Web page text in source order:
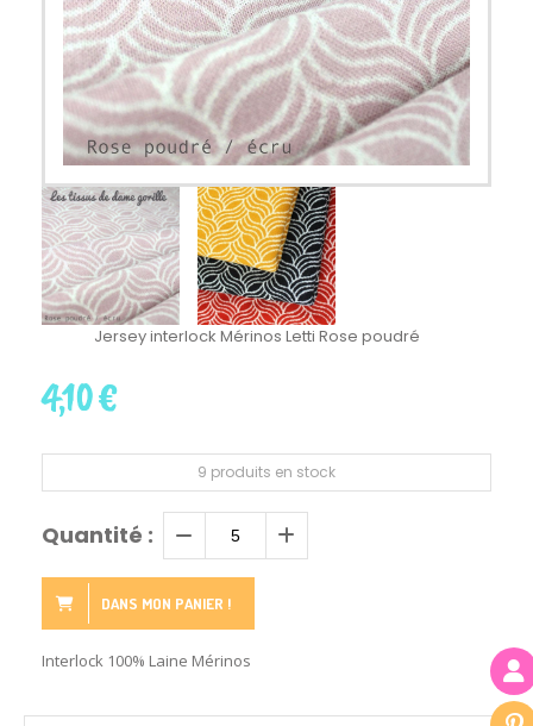
Jersey interlock Mérinos Letti Rose poudré
4,10€
9 produits en stock
Quantité :
DANS MON PANIER !
Interlock 100% Laine Mérinos